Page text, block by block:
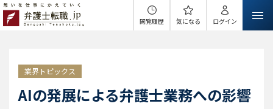
閲覧履歴 気になる ログイン
業界トピックス
AIの発展による弁護士業務への影響